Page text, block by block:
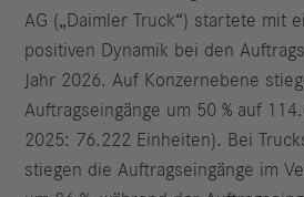
AG („Daimler Truck“) startete mit
positiven Dynamik bei den
Jahr 2026. Auf Konzernebene
Auftragseingänge um 50 % auf
2025: 76.222 Einheiten). Bei
stiegen die Auftragseingänge im